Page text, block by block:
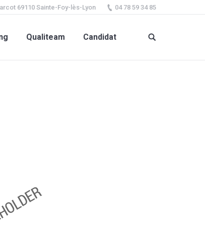
69110 Sainte-Foy-lès-Lyon 04 78 59 34 85
Qualiteam Candidat